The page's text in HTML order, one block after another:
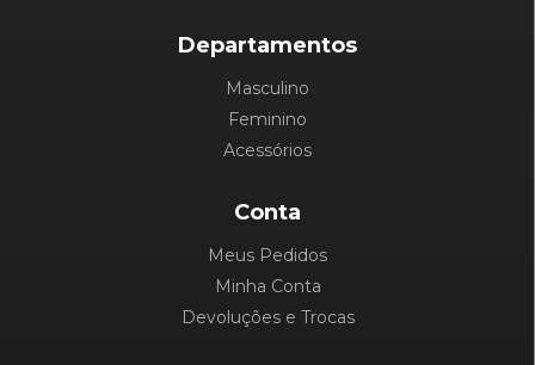
Departamentos
Masculino
Feminino
Acessórios
Conta
Meus Pedidos
Minha Conta
Devoluções e Trocas